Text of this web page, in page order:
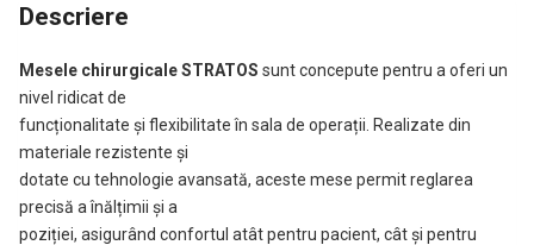
Descriere
Mesele chirurgicale STRATOS sunt concepute pentru a oferi un
nivel ridicat de
funcționalitate și flexibilitate în sala de operații. Realizate din
materiale rezistente și
dotate cu tehnologie avansată, aceste mese permit reglarea
precisă a înălțimii și a
poziției, asigurând confortul atât pentru pacient, cât și pentru